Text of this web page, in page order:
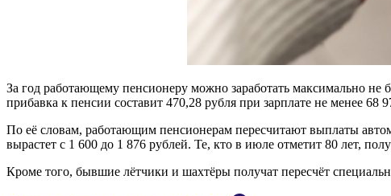
За год работающему пенсионеру можно заработать максимально не
прибавка к пенсии составит 470,28 рубля при зарплате не менее 68
По её словам, работающим пенсионерам пересчитают выплаты
вырастет с 1 600 до 1 876 рублей. Те, кто в июле отметит 80 лет,
Кроме того, бывшие лётчики и шахтёры получат пересчёт